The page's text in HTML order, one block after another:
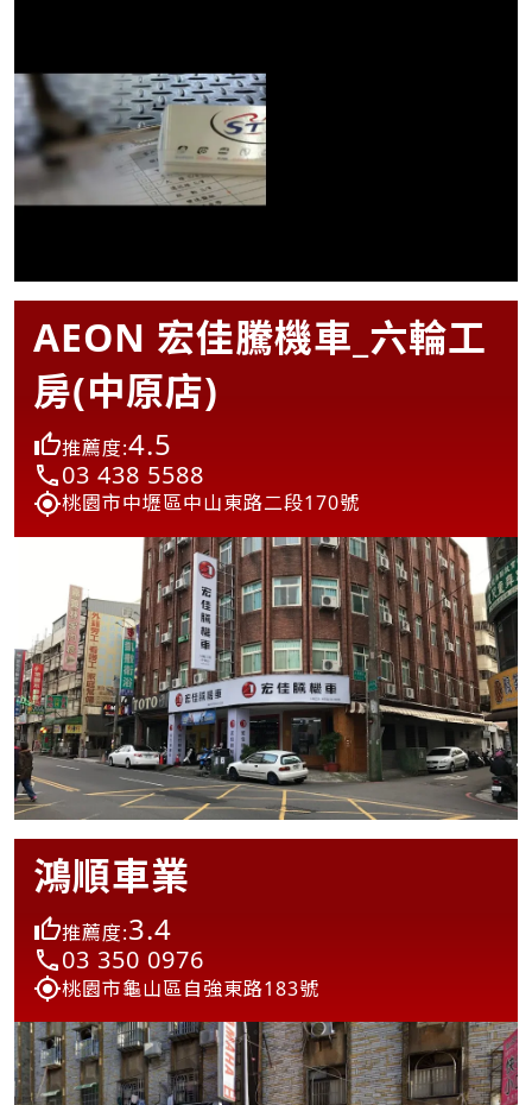
AEON 宏佳騰機車_六輪工
房(中原店)
推薦度:4.5
03 438 5588
桃園市中壢區中山東路二段170號
鴻順車業
推薦度:3.4
03 350 0976
桃園市龜山區自強東路183號